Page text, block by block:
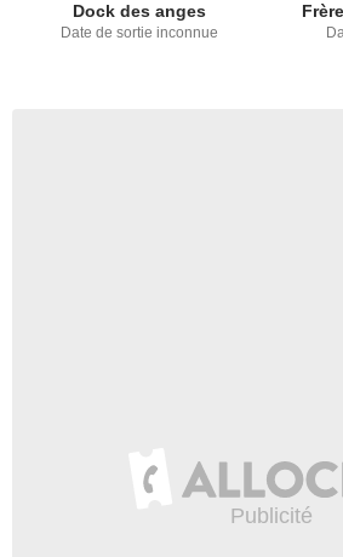
Dock des anges
Date de sortie inconnue